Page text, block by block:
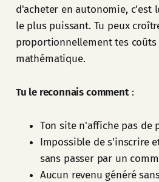
d'acheter en autonomie, c'est
le plus puissant. Tu peux
proportionnellement tes coûts
mathématique.
Tu le reconnais comment:
Ton site n'affiche pas de
Impossible de s'inscrire
sans passer par un
Aucun revenu généré